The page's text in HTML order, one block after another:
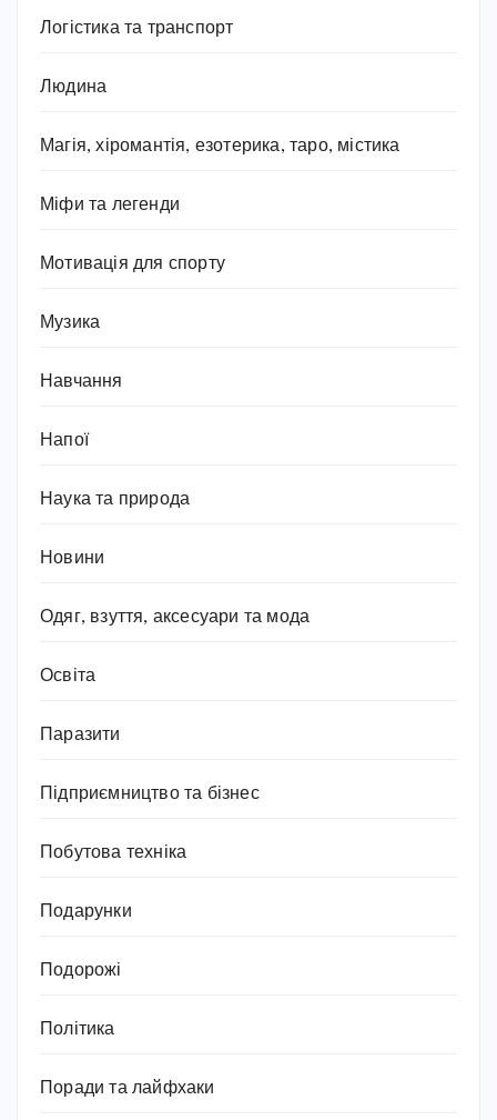
Логістика та транспорт
Людина
Магія, хіромантія, езотерика, таро, містика
Міфи та легенди
Мотивація для спорту
Музика
Навчання
Напої
Наука та природа
Новини
Одяг, взуття, аксесуари та мода
Освіта
Паразити
Підприємництво та бізнес
Побутова техніка
Подарунки
Подорожі
Політика
Поради та лайфхаки